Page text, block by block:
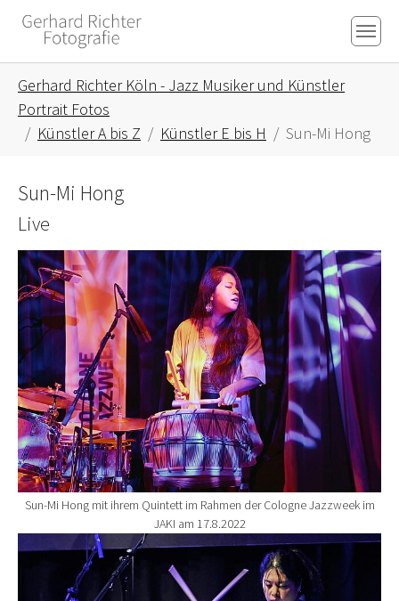
Skip to main content
Skip to page footer
Gerhard Richter Köln - Jazz Musiker und Künstler
Portrait Fotos
Künstler A bis Z
Künstler E bis H Sun-Mi Hong
Sun-Mi Hong
Live
Show larger version for:
Sun-Mi Hong mit ihrem Quintett im Rahmen der Cologne Jazzweek im
JAKI am 17.8.2022
Show larger version for: